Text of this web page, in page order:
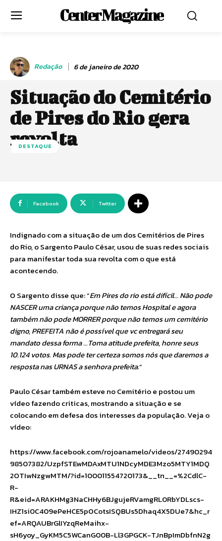
Center Magazine
Redação 6 de janeiro de 2020
Situação do Cemitério
de Pires do Rio gera
revolta
DESTAQUE
Facebook Twitter
Indignado com a situação de um dos Cemitérios de Pires
do Rio, o Sargento Paulo César, usou de suas redes sociais
para manifestar toda sua revolta com o que está
acontecendo.
O Sargento disse que: “Em Pires do rio está difícil… Não pode
NASCER uma criança porque não temos Hospital e agora
também não pode MORRER porque não temos um cemitério
digno, PREFEITA não é possível que vc entregará seu
mandato dessa forma …Toma atitude prefeita, honre seus
10.124 votos. Mas pode ter certeza somos nós que daremos a
resposta nas URNAS a senhora prefeita.”
Paulo César também esteve no Cemitério e postou um
vídeo fazendo criticas, mostrando a situação e se
colocando em defesa dos interesses da população. Veja o
vídeo:
https://www.facebook.com/rojoanamelo/videos/27490294
98507382/UzpfSTEwMDAxMTU1NDcyMDE3Mzo5MTY1MDQ
2OTIwNzgwMTM/?id=100011554720173&__tn__=%2CdlC-
R-
R&eid=ARAKHMg3NaCHHy6BJgujeRVamgRL0RbYDLscs-
IHZ1si0C409ePeHCE5pOCotsISQBUs5Dhaq4X5DUe7&hc_r
ef=ARQAUBrGlIYzqReMaihx-
sH6yoy_GyKM5C5WCanG00B-Ll3GPGCK-TJnBpImDbfnN2g